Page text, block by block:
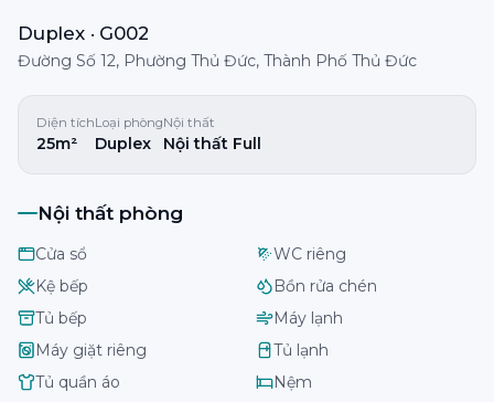
Duplex · G002
Đường Số 12, Phường Thủ Đức, Thành Phố Thủ Đức
Diện tích
25m²
Loại phòng
Duplex
Nội thất
Nội thất Full
Nội thất phòng
Cửa sổ
WC riêng
Kệ bếp
Bồn rửa chén
Tủ bếp
Máy lạnh
Máy giặt riêng
Tủ lạnh
Tủ quần áo
Nệm